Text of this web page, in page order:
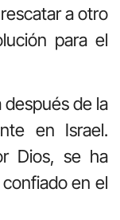
a otro
para el
después de la
en Israel.
Dios, se ha
en el